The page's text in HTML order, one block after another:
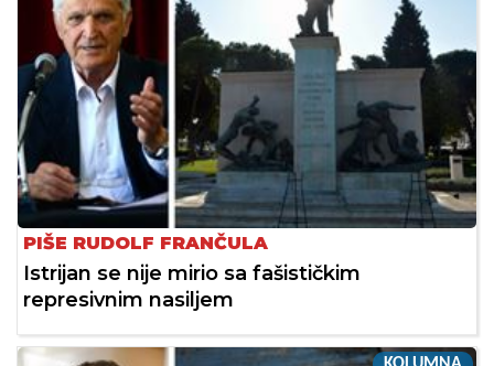
PIŠE RUDOLF FRANČULA
Istrijan se nije mirio sa fašističkim
represivnim nasiljem